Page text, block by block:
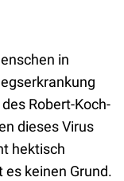
in
Robert-Koch-
dieses Virus
hektisch
keinen Grund.